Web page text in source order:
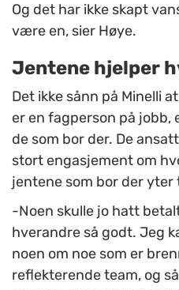
Og det har ikke skapt
være en, sier Høye.
Jentene hjelper
Det ikke sånn på Minelli
er en fagperson på jobb,
de som bor der. De
stort engasjement om
jentene som bor der yter
-Noen skulle jo hatt
hverandre så godt. Jeg
noen om noe som er
reflekterende team, og